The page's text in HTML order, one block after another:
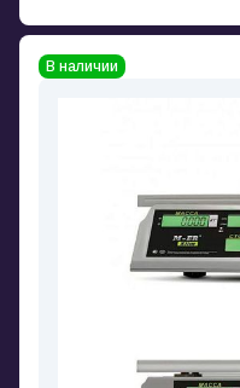
В наличии